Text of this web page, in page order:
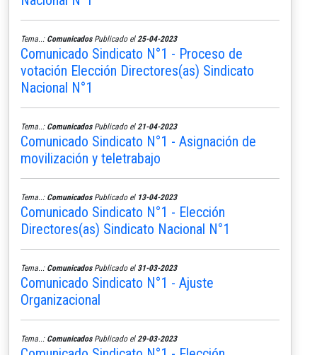
Tema..: ComunicadosPublicado el 25-04-2023
Comunicado Sindicato N°1 - Proceso de
votación Elección Directores(as) Sindicato
Nacional N°1
Tema..: ComunicadosPublicado el 21-04-2023
Comunicado Sindicato N°1 - Asignación de
movilización y teletrabajo
Tema..: ComunicadosPublicado el 13-04-2023
Comunicado Sindicato N°1 - Elección
Directores(as) Sindicato Nacional N°1
Tema..: ComunicadosPublicado el 31-03-2023
Comunicado Sindicato N°1 - Ajuste
Organizacional
Tema..: ComunicadosPublicado el 29-03-2023